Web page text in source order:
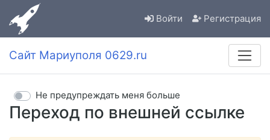
Войти Регистрация
Сайт Мариуполя 0629.ru
Переход по внешней ссылке
Не предупреждать меня больше